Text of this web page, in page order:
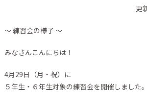
更
～ 練習会の様子 ～
みなさんこんにちは！
4月29日（月・祝）に
５年生・６年生対象の練習会を開催しました。